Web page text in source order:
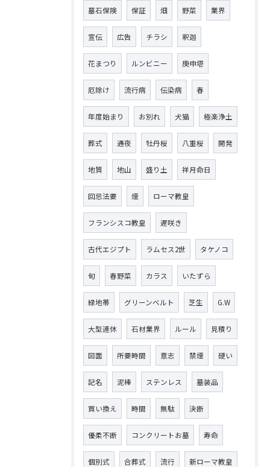
墓石保険 保証 畑 野菜 業界
宣伝 広告 チラシ 釈迦
花まつり ルンビニー 庚申塔
厄除け 流行病 伝染病 春
年度始まり お別れ 犬猫 極楽浄土
葬式 通夜 牡丹桜 八重桜 開発
地質 地山 盛り土 祥月命日
回忌法要 煙 ローマ教皇
フランシスコ教皇 遅咲き
古代エジプト ラムセス2世 タケノコ
旬 春野菜 カラス いたずら
緑地帯 グリーンベルト 芝生 G.W
大型連休 石材業界 ルール 見積り
図面 所要時間 意志 禁煙 硬い
記名 泥棒 ステンレス 墓装品
買い換え 時間 無駄 決断
優柔不断 コンクリートお墓 寿命
個別式 合葬式 流行 新ローマ教皇